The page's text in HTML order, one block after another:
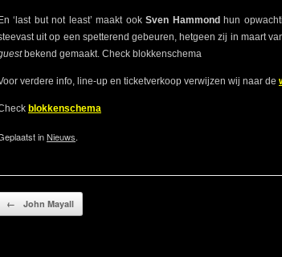
En ‘last but not least’ maakt ookSven Hammond hun
uit op een spetterend gebeuren, hetgeen zij in maart
bekend gemaakt. Check blokkenschema
verdere info, line-up en ticketverkoop verwijzen wij naar de
blokkenschema
inNieuws.
Bericht navigatie
← John Mayall